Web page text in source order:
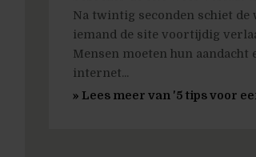
Na twintig seconden schiet de
iemand de site voortijdig
Mensen moeten hun aandacht
internet...
» Lees meer van '5 tips voor